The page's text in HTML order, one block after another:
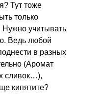
Тут тоже
только
учитывать
Ведь любой
в разных
(Аромат
сливок…),
кипятите?